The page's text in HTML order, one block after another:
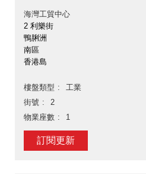
海灣工貿中心
2 利樂街
鴨脷洲
南區
香港島
樓盤類型
工業
街號
2
物業座數
1
訂閱更新